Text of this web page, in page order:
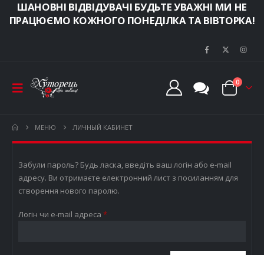
ШАНОВНІ ВІДВІДУВАЧІ БУДЬТЕ УВАЖНІ МИ НЕ
ПРАЦЮЄМО КОЖНОГО ПОНЕДІЛКА ТА ВІВТОРКА!
0
МЕНЮ ЛИЧНЫЙ КАБИНЕТ
Забули пароль? Будь ласка, введіть ваш логін або e-mail
адресу. Ви отримаєте електронний лист з посиланням для
створення нового паролю.
Логін чи e-mail адреса *Обов’язкове